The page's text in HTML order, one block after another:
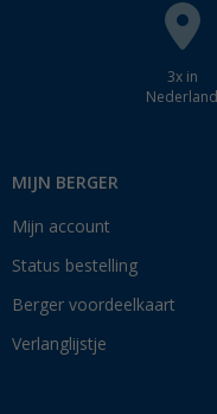
3x in
Nederland
MIJN BERGER
Mijn account
Status bestelling
Berger voordeelkaart
Verlanglijstje